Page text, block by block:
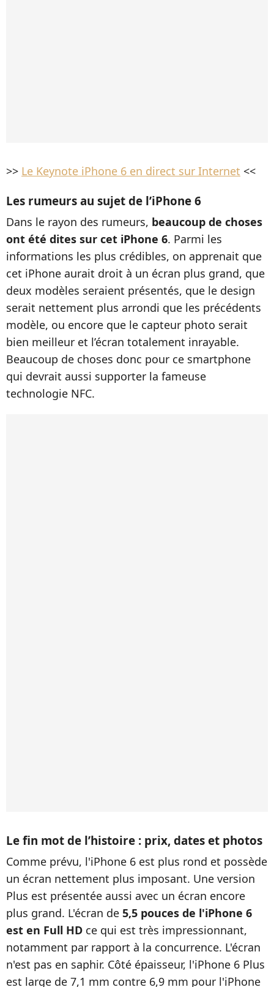
>> Le Keynote iPhone 6 en direct sur Internet <<
Les rumeurs au sujet de l’iPhone 6
Dans le rayon des rumeurs, beaucoup de choses
ont été dites sur cet iPhone 6. Parmi les
informations les plus crédibles, on apprenait que
cet iPhone aurait droit à un écran plus grand, que
deux modèles seraient présentés, que le design
serait nettement plus arrondi que les précédents
modèle, ou encore que le capteur photo serait
bien meilleur et l’écran totalement inrayable.
Beaucoup de choses donc pour ce smartphone
qui devrait aussi supporter la fameuse
technologie NFC.
Le fin mot de l’histoire : prix, dates et photos
Comme prévu, l'iPhone 6 est plus rond et possède
un écran nettement plus imposant. Une version
Plus est présentée aussi avec un écran encore
plus grand. L'écran de 5,5 pouces de l'iPhone 6
est en Full HD ce qui est très impressionnant,
notamment par rapport à la concurrence. L'écran
n'est pas en saphir. Côté épaisseur, l'iPhone 6 Plus
est large de 7,1 mm contre 6,9 mm pour l'iPhone